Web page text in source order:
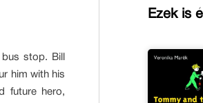
stop. Bill
him with his
future hero,
Ezek is